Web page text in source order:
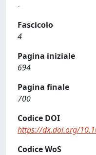
-
Fascicolo
4
Pagina iniziale
694
Pagina finale
700
Codice DOI
https://dx.doi.org/
Codice WoS